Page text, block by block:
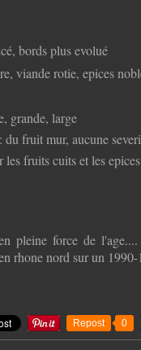
bords plus evolué
viande rotie, epices
grande, large
fruit mur, aucune
fruits cuits et les
pleine force de
rhone nord sur un
Repost 0